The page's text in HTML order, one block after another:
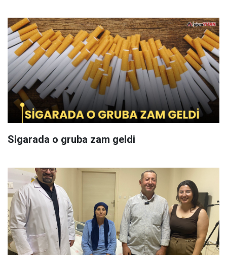
Sigarada o gruba zam geldi